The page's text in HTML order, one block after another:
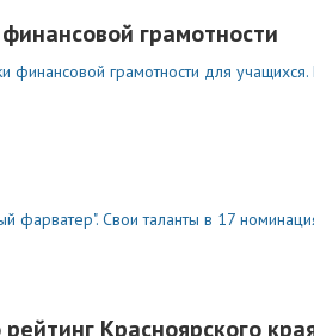
грамотности
грамотности для учащихся.
фарватер". Свои таланты в 17
Красноярского